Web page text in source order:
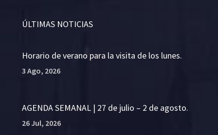
ÚLTIMAS NOTICIAS
Horario de verano para la visita de los lunes.
3 Ago, 2026
AGENDA SEMANAL | 27 de julio – 2 de agosto.
26 Jul, 2026